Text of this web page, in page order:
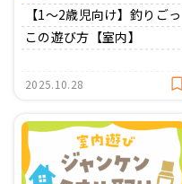
【1〜2歳児向け】釣りごっ
この遊び方【室内】
2025.10.28